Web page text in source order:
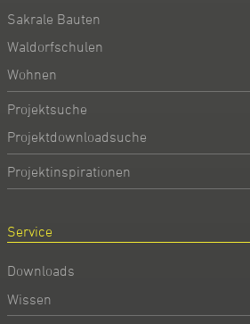
Sakrale Bauten
Waldorfschulen
Wohnen
Projektsuche
Projektdownloadsuche
Projektinspirationen
Service
Downloads
Wissen